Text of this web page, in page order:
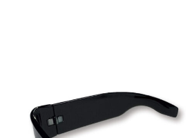
全商品（ウェア）
Tシャツ